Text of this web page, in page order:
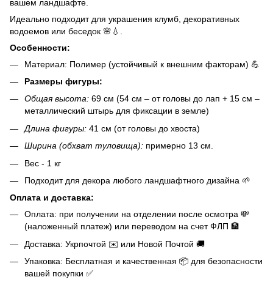
вашем ландшафте.
Идеально подходит для украшения клумб, декоративных
водоемов или беседок 🌸💧.
Особенности:
Материал: Полимер (устойчивый к внешним факторам) 💪
Размеры фигуры:
Общая высота: 69 см (54 см – от головы до лап + 15 см –
металлический штырь для фиксации в земле)
Длина фигуры: 41 см (от головы до хвоста)
Ширина (обхват туловища): примерно 13 см.
Вес - 1 кг
Подходит для декора любого ландшафтного дизайна 🌱
Оплата и доставка:
Оплата: при получении на отделении после осмотра 💸
(наложенный платеж) или переводом на счет ФЛП 🏦
Доставка: Укрпочтой ✉️ или Новой Почтой 🚚
Упаковка: Бесплатная и качественная 📦 для безопасности
вашей покупки ✅